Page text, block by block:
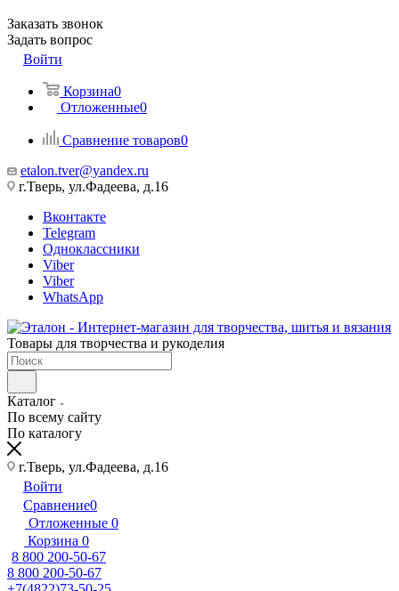
Заказать звонок
Задать вопрос
Войти
Корзина0
Отложенные0
Сравнение товаров0
etalon.tver@yandex.ru
г.Тверь, ул.Фадеева, д.16
Вконтакте
Telegram
Одноклассники
Viber
Viber
WhatsApp
Товары для творчества и рукоделия
Каталог
По всему сайту
По каталогу
г.Тверь, ул.Фадеева, д.16
Войти
Сравнение0
Отложенные 0
Корзина 0
8 800 200-50-67
8 800 200-50-67